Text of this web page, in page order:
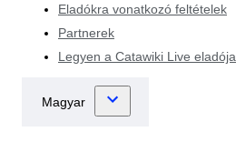
Eladókra vonatkozó feltételek
Partnerek
Legyen a Catawiki Live eladója